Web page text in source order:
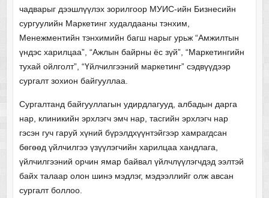
чадварыг дээшлүүлэх зорилгоор МУИС-ийн Бизнесийн
сургуулийн Маркетинг худалдааны тэнхим,
Менежментийн тэнхимийн багш нарыг урьж “Амжилтын
үндэс харилцаа”, “Ажлын байрны ёс зүй”, “Маркетингийн
тухай ойлголт”, “Үйлчилгээний маркетинг” сэдвүүдээр
сургалт зохион байгууллаа.
Сургалтанд байгууллагын удирдлагууд, албадын дарга
нар, клиникийн эрхлэгч эмч нар, тасгийн эрхлэгч нар
гэсэн гуч гаруй хүний бүрэлдхүүнтэйгээр хамрагдсан
бөгөөд үйлчилгээ үзүүлэгчийн харилцаа хандлага,
үйлчилгээний орчин ямар байвал үйлчлүүлэгчдэд ээлтэй
байх талаар олон шинэ мэдлэг, мэдээллийг олж авсан
сургалт боллоо.